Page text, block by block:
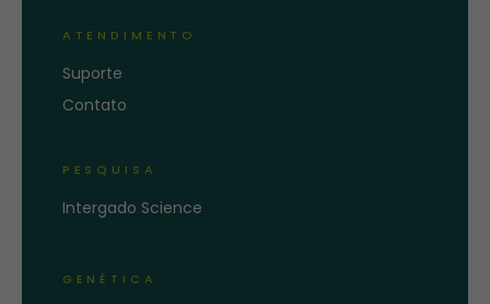
ATENDIMENTO
Suporte
Contato
PESQUISA
Intergado Science
GENÉTICA